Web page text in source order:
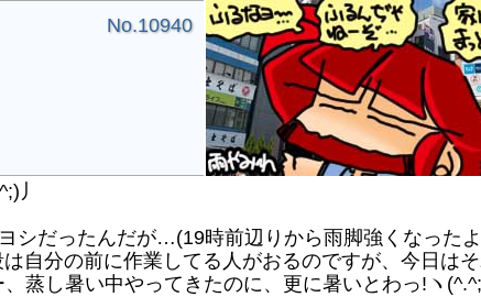
No.10940
丿
だったんだが…(19時前辺りから雨脚強くなったよ
自分の前に作業してる人がおるのですが、今日は
し暑い中やってきたのに、更に暑いとわっ!ヽ